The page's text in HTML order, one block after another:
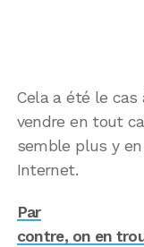
Cela a été le
vendre en tout
semble plus y
Internet.
Par
contre, on en